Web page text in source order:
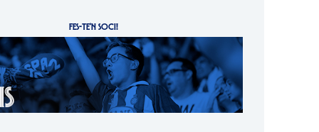
FES-TE'N SOCI!